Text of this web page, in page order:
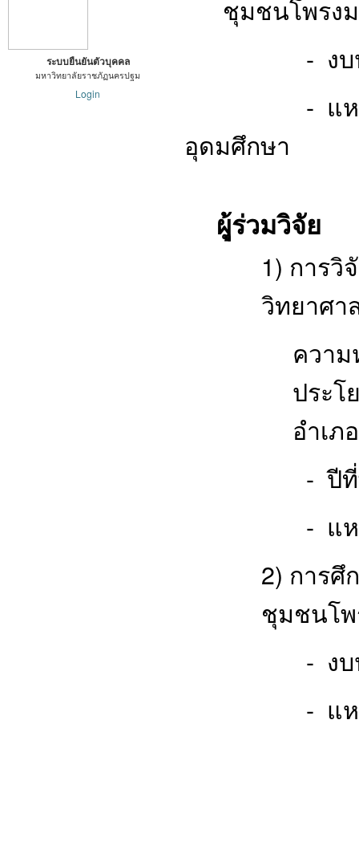
ระบบยืนยันตัวบุคคล
มหาวิทยาลัยราชภัฏนครปฐม
Login
ชุมชนโพรง
- งบประ
- แหล่งทุน
อุดมศึกษา
ผุู้ร่วมวิจัย
1) การวิ
วิทยาศา
ควา
ประ
อำเ
- ปีที่พิม
- แหล่งทุน
2) การศึ
ชุมชนโพ
- งบประ
- แหล่งทุน